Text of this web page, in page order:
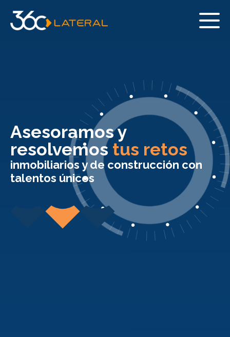
Asesoramos y
resolvemos tus retos
inmobiliarios y de construcción con
talentos únicos